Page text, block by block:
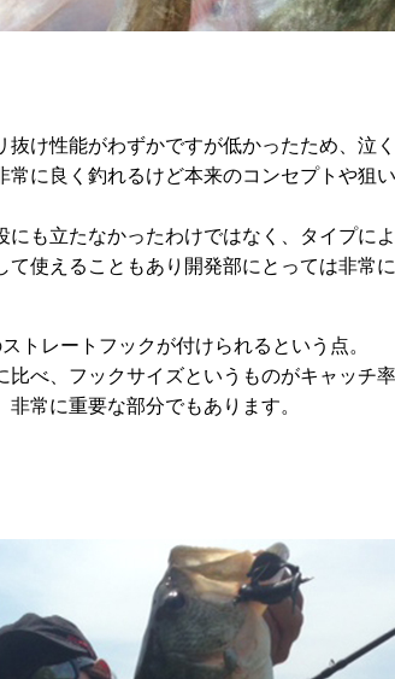
け性能がわずかですが低かったため、泣
に良く釣れるけど本来のコンセプトや狙
にも立たなかったわけではなく、タイプに
使えることもあり開発部にとっては非常
トレートフックが付けられるという点。
べ、フックサイズというものがキャッチ
常に重要な部分でもあります。